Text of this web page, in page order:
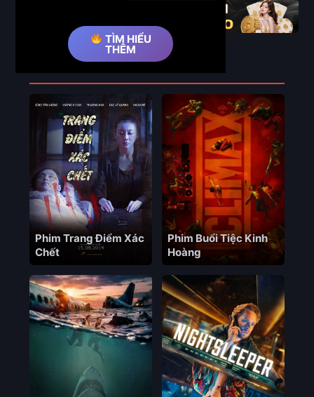
TÌM HIỂU
THÊM
Phim Liên Quan
Phim Trang Điểm Xác
Chết
Phim Buổi Tiệc Kinh
Hoàng